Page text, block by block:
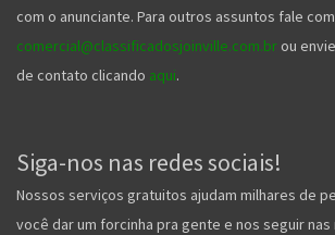
com o anunciante. Para outros assuntos fale
comercial@classificadosjoinville.com.br ou
de contato clicando aqui.
Siga-nos nas redes sociais!
Nossos serviços gratuitos ajudam milhares de
você dar um forcinha pra gente e nos seguir